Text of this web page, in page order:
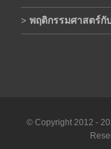
> พฤติกรรมศาสตร์
© Copyright 2012 -